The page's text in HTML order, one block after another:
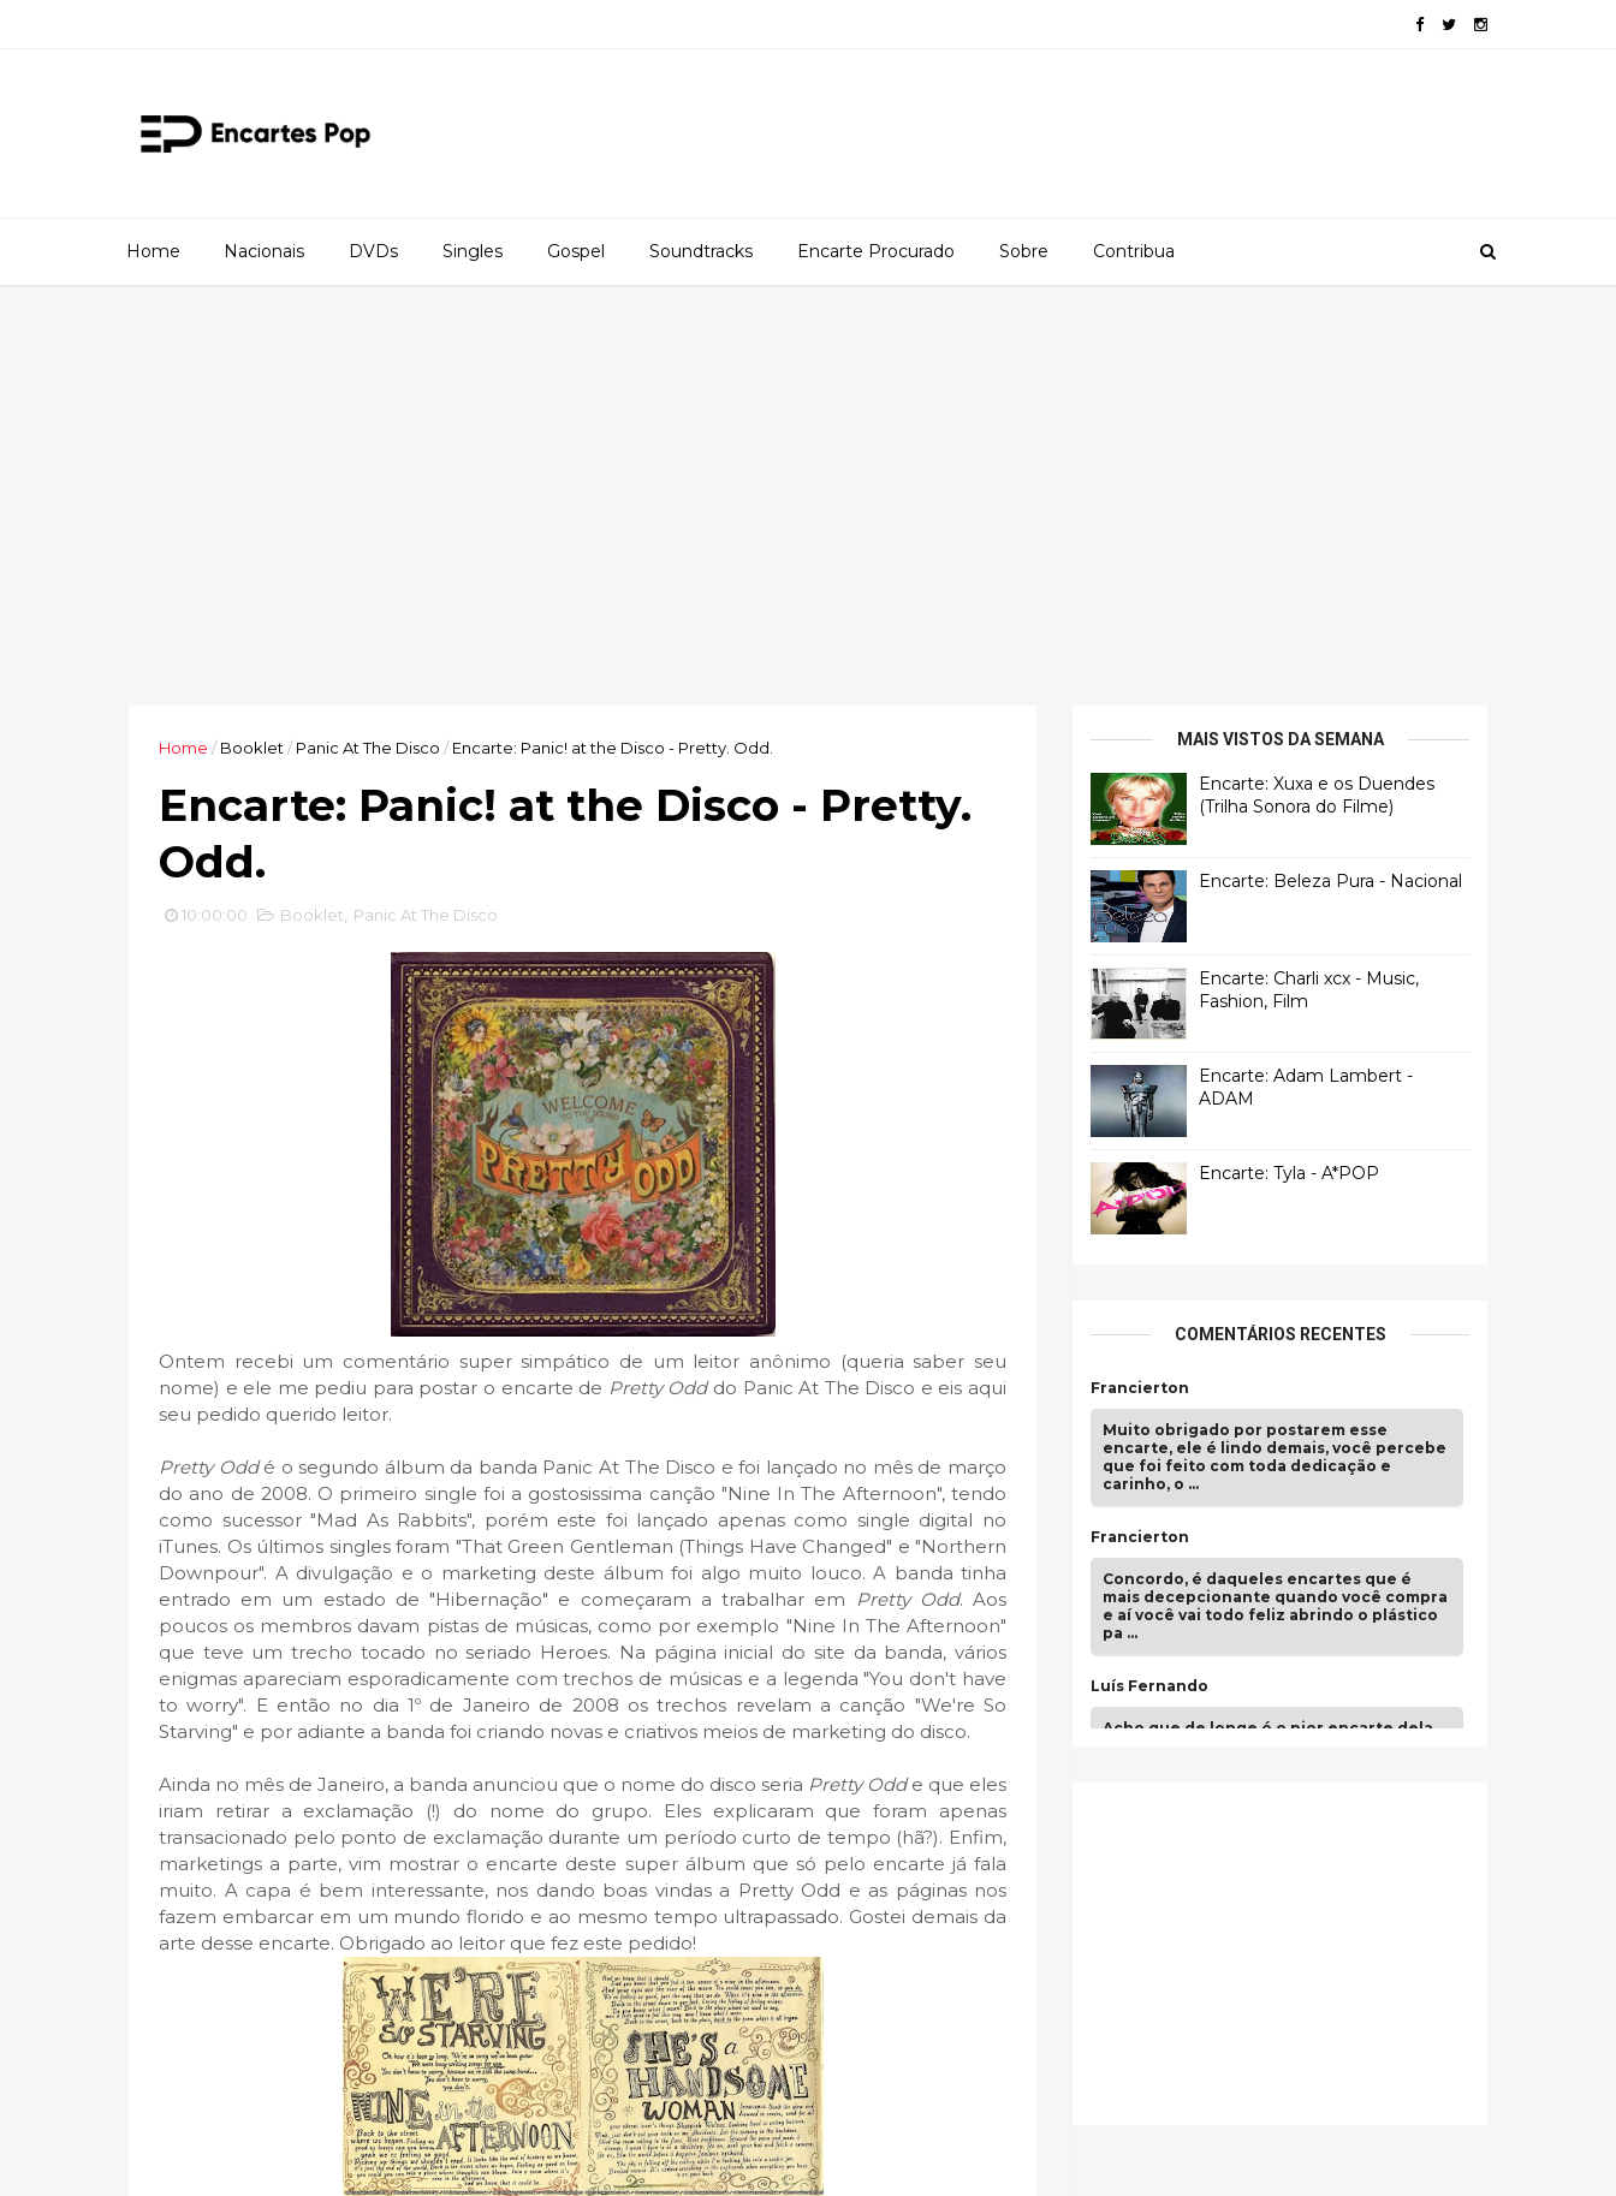
Home Nacionais DVDs Singles Gospel Soundtracks Encarte Procurado Sobre Contribua
Home / Booklet / Panic At The Disco / Encarte: Panic! at the Disco - Pretty. Odd.
Encarte: Panic! at the Disco - Pretty.
Odd.
10:00:00 Booklet Panic At The Disco
Ontem recebi um comentário super simpático de um leitor anônimo (queria saber seu
nome) e ele me pediu para postar o encarte de Pretty Odddo Panic At The Disco e eis aqui
seu pedido querido leitor.
Pretty Oddé o segundo álbum da banda Panic At The Disco e foi lançado no mês de março
do ano de 2008. O primeiro single foi a gostosissima canção "Nine In The Afternoon", tendo
como sucessor "Mad As Rabbits", porém este foi lançado apenas como single digital no
iTunes. Os últimos singles foram "That Green Gentleman (Things Have Changed" e "Northern
Downpour". A divulgação e o marketing deste álbum foi algo muito louco. A banda tinha
entrado em um estado de "Hibernação" e começaram a trabalhar em Pretty Odd. Aos
poucos os membros davam pistas de músicas, como por exemplo "Nine In The Afternoon"
que teve um trecho tocado no seriado Heroes. Na página inicial do site da banda, vários
enigmas apareciam esporadicamente com trechos de músicas e a legenda "You don't have
to worry". E então no dia 1º de Janeiro de 2008 os trechos revelam a canção "We're So
Starving" e por adiante a banda foi criando novas e criativos meios de marketing do disco.
Ainda no mês de Janeiro, a banda anunciou que o nome do disco seria Pretty Odde que eles
iriam retirar a exclamação (!) do nome do grupo. Eles explicaram que foram apenas
transacionado pelo ponto de exclamação durante um período curto de tempo (hã?). Enfim,
marketings a parte, vim mostrar o encarte deste super álbum que só pelo encarte já fala
muito. A capa é bem interessante, nos dando boas vindas a Pretty Odd e as páginas nos
fazem embarcar em um mundo florido e ao mesmo tempo ultrapassado. Gostei demais da
arte desse encarte. Obrigado ao leitor que fez este pedido!
MAIS VISTOS DA SEMANA
Encarte: Xuxa e os Duendes
(Trilha Sonora do Filme)
Encarte: Beleza Pura - Nacional
Encarte: Charli xcx - Music,
Fashion, Film
Encarte: Adam Lambert -
ADAM
Encarte: Tyla - A*POP
COMENTÁRIOS RECENTES
Francierton
Muito obrigado por postarem esse
encarte, ele é lindo demais, você percebe
que foi feito com toda dedicação e
carinho, o …
Francierton
Concordo, é daqueles encartes que é
mais decepcionante quando você compra
e aí você vai todo feliz abrindo o plástico
pa …
Luís Fernando
Acho que de longe é o pior encarte dela.